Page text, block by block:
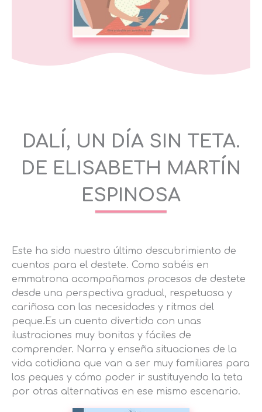
DALÍ, UN DÍA SIN TETA.
DE ELISABETH MARTÍN
ESPINOSA
Este ha sido nuestro último descubrimiento de
cuentos para el destete. Como sabéis en
emmatrona acompañamos procesos de destete
desde una perspectiva gradual, respetuosa y
cariñosa con las necesidades y ritmos del
peque.Es un cuento divertido con unas
ilustraciones muy bonitas y fáciles de
comprender. Narra y enseña situaciones de la
vida cotidiana que van a ser muy familiares para
los peques y cómo poder ir sustituyendo la teta
por otras alternativas en ese mismo escenario.